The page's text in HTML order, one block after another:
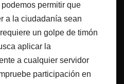
permitir que
a la ciudadanía sean
un golpe de timón
aplicar la
a cualquier servidor
participación en